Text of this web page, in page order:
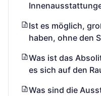
Ist es möglich,
haben, ohne den
Was ist das
es sich auf den
Was sind die